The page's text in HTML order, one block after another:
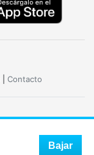
Contacto
Bajar